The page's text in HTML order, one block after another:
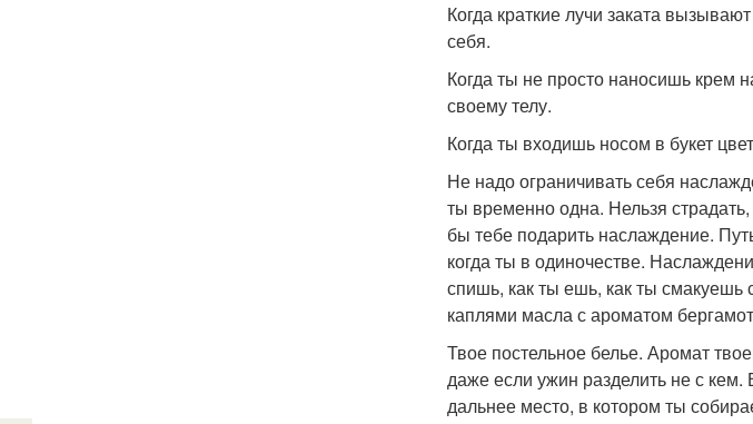
Когда краткие лучи заката
себя.
Когда ты не просто наносишь крем
своему телу.
Когда ты входишь носом в букет
Не надо ограничивать себя
ты временно одна. Нельзя
бы тебе подарить наслаждение.
когда ты в одиночестве.
спишь, как ты ешь, как ты
каплями масла с ароматом
Твое постельное белье. Аромат
даже если ужин разделить не с
дальнее место, в котором ты